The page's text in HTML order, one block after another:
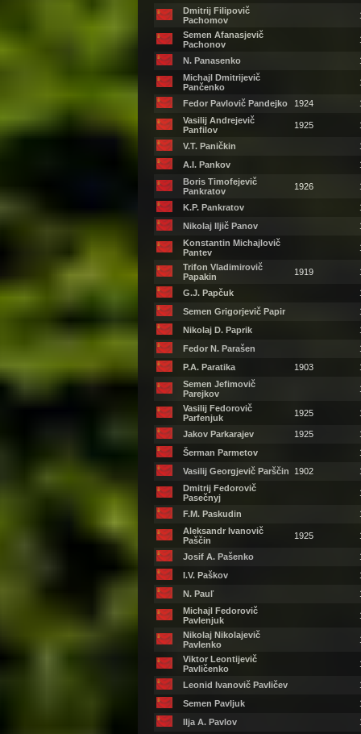
Dmitrij Filipovič
Pachomov
Semen Afanasjevič
Pachonov
N. Panasenko
Michajl Dmitrijevič
Pančenko
Fedor Pavlovič Pandejko 1924
Vasilij Andrejevič
Panfilov
1925
V.T. Paničkin
A.I. Pankov
Boris Timofejevič
Pankratov
1926
K.P. Pankratov
Nikolaj Iljič Panov
Konstantin Michajlovič
Pantev
Trifon Vladimirovič
Papakin
1919
G.J. Papčuk
Semen Grigorjevič Papir
Nikolaj D. Paprik
Fedor N. Parašen
P.A. Paratika
1903
Semen Jefimovič
Parejkov
Vasilij Fedorovič
Parfenjuk
1925
Jakov Parkarajev 1925
Šerman Parmetov
Vasilij Georgjevič Parščin 1902
Dmitrij Fedorovič
Pasečnyj
F.M. Paskudin
Aleksandr Ivanovič
Paščin
1925
Josif A. Pašenko
I.V. Paškov
N. Pauľ
Michajl Fedorovič
Pavlenjuk
Nikolaj Nikolajevič
Pavlenko
Viktor Leontijevič
Pavličenko
Leonid Ivanovič Pavličev
Semen Pavljuk
Ilja A. Pavlov